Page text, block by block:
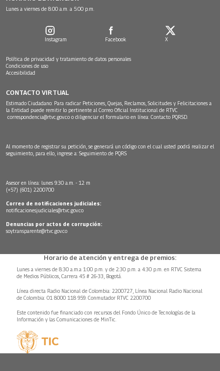
Lunes a viernes de 8:00 a.m. a 5:00 p.m.
Instagram Facebook X
Política de privacidad y tratamiento de datos personales
Condiciones de uso
Accesibilidad
CONTACTO VIRTUAL
Estimado Ciudadano: Para radicar Peticiones, Quejas, Reclamos, Solicitudes y Felicitaciones a
la Entidad puede remitir lo pertinente al Correo Oficial Institucional de RTVC
correspondencia@rtvc.gov.co o diligenciar el formulario en línea: Contacto PQRSD.
Al momento de registrar su petición, se generará un código con el cual usted podrá realizar el
seguimiento, para ello, ingrese a: Seguimiento de PQRS
Asesor en línea: lunes 9:30 a.m. - 12 m
(+57) (601) 2200700
Correo de notificaciones judiciales:
notificacionesjudiciales@rtvc.gov.co
Denuncias por actos de corrupción:
soytransparente@rtvc.gov.co
Horario de atención y entrega de premios:
Lunes a viernes de 8:30 a.m.a 1:00 p.m. y de 2:30 p.m. a 4:30 p.m. en RTVC Sistema
de Medios Públicos, Carrera 45 # 26-33, Bogotá.
Línea directa Radio Nacional de Colombia: 2200727, Línea Nacional Radio Nacional
de Colombia: 01 8000 118 959. Conmutador RTVC 2200700
Este contenido fue financiado con recursos del Fondo Único de Tecnologías de la
Información y las Comunicaciones de MinTic.